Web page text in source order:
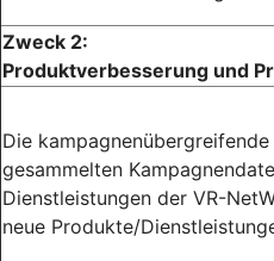
Zweck 2:
Produktverbesserung und
Die
gesammelten
Dienstleistungen der VR-
neue Produkte/